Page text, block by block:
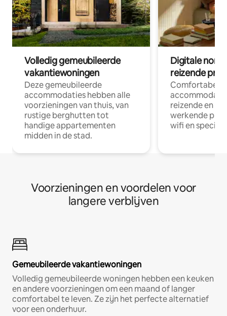
Volledig gemeubileerde
vakantiewoningen
Deze gemeubileerde
accommodaties hebben alle
voorzieningen van thuis, van
rustige berghutten tot
handige appartementen
midden in de stad.
Digitale
reizende
Comfortabele
reizende en
werkende
wifi en
Voorzieningen en voordelen voor
langere verblijven
Gemeubileerde vakantiewoningen
Volledig gemeubileerde woningen hebben een keuken
en andere voorzieningen om een maand of langer
comfortabel te leven. Ze zijn het perfecte alternatief
voor een onderhuur.